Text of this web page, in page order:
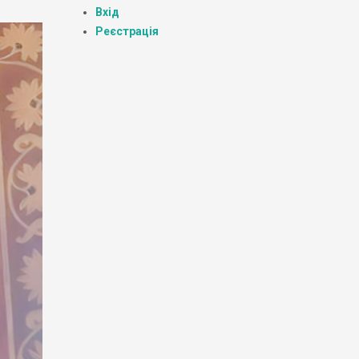
Вхід
Реєстрація